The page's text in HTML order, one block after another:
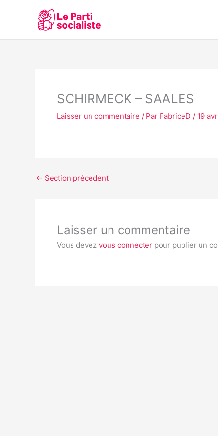
SCHIRMECK – SAALES
Laisser un commentaire / Par FabriceD / 19
← Section précédent
Laisser un commentaire
Vous devez vous connecter pour publier un